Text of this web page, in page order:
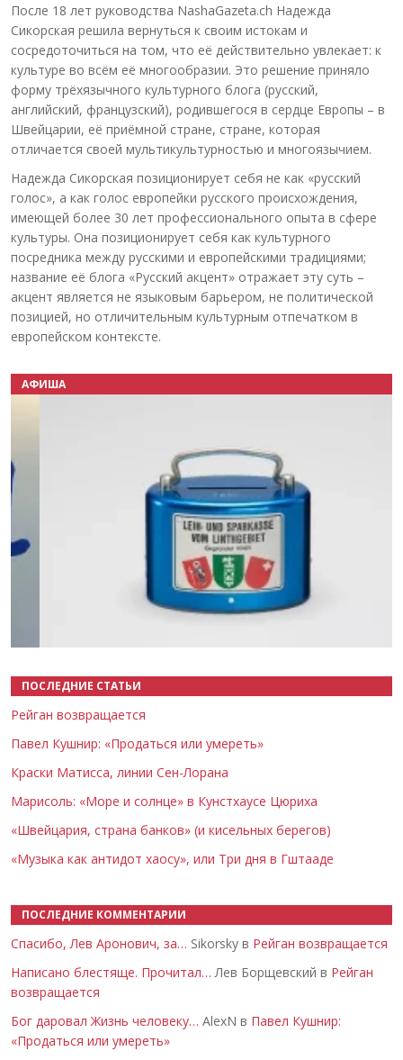
После 18 лет руководства NashaGazeta.ch Надежда
Сикорская решила вернуться к своим истокам и
сосредоточиться на том, что её действительно увлекает: к
культуре во всём её многообразии. Это решение приняло
форму трёхязычного культурного блога (русский,
английский, французский), родившегося в сердце Европы – в
Швейцарии, её приёмной стране, стране, которая
отличается своей мультикультурностью и многоязычием.
Надежда Сикорская позиционирует себя не как «русский
голос», а как голос европейки русского происхождения,
имеющей более 30 лет профессионального опыта в сфере
культуры. Она позиционирует себя как культурного
посредника между русскими и европейскими традициями;
название её блога «Русский акцент» отражает эту суть –
акцент является не языковым барьером, не политической
позицией, но отличительным культурным отпечатком в
европейском контексте.
АФИША
ПОСЛЕДНИЕ СТАТЬИ
Рейган возвращается
Павел Кушнир: «Продаться или умереть»
Краски Матисса, линии Сен-Лорана
Марисоль: «Море и солнце» в Кунстхаусе Цюриха
«Швейцария, страна банков» (и кисельных берегов)
«Музыка как антидот хаосу», или Три дня в Гштааде
ПОСЛЕДНИЕ КОММЕНТАРИИ
Спасибо, Лев Аронович, за… Sikorsky в Рейган возвращается
Написано блестяще. Прочитал… Лев Борщевский в Рейган
возвращается
Бог даровал Жизнь человеку… AlexN в Павел Кушнир:
«Продаться или умереть»